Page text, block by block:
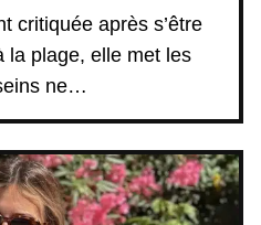
critiquée après s’être
la plage, elle met les
ne…